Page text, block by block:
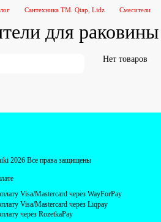
Сантехника ТМ. Qtap, Lidz Смесители
для раковины
Нет товаров
2026 Все права защищены